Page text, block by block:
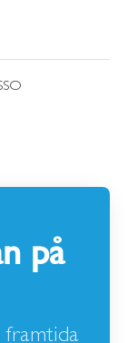
på
framtida